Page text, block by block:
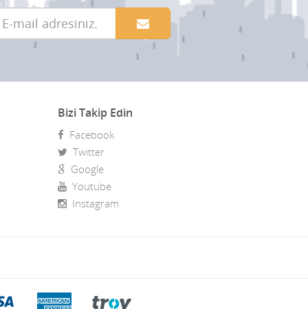
Bizi Takip Edin
Facebook
Twitter
Google
Youtube
Instagram